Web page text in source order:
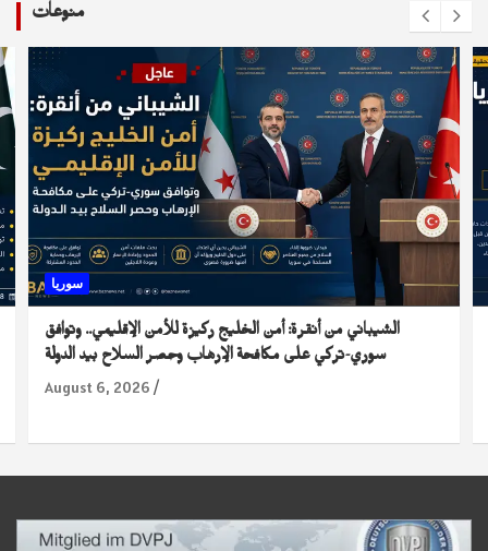
منوعات
سوريا
الشيباني من أنقرة: أمن الخليج ركيزة للأمن الإقليمي.. وتوافق
سوري-تركي على مكافحة الإرهاب وحصر السلاح بيد الدولة
August 6, 2026